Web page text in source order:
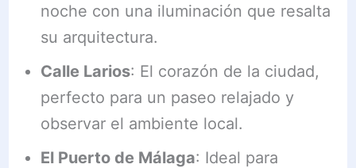
noche con una iluminación que resalta
su arquitectura.
Calle Larios: El corazón de la ciudad,
perfecto para un paseo relajado y
observar el ambiente local.
El Puerto de Málaga: Ideal para